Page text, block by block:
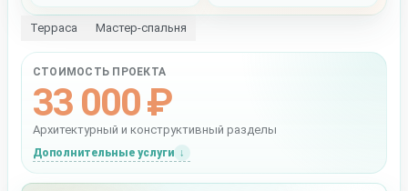
Терраса Мастер-спальня
СТОИМОСТЬ ПРОЕКТА
33 000 ₽
Архитектурный и конструктивный разделы
Дополнительные услуги